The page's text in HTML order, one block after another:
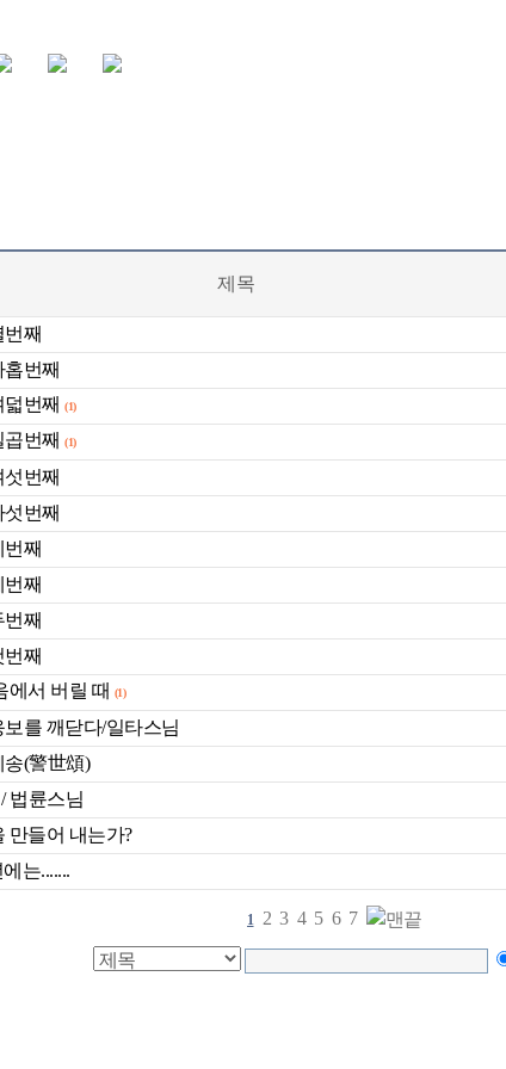
제목
번째
홉번째
덟번째 (1)
곱번째 (1)
섯번째
섯번째
번째
번째
번째
번째
에서 버릴 때 (1)
를 깨닫다/일타스님
(警世頌)
법륜스님
만들어 내는가?
는.......
1 2 3 4 5 6 7